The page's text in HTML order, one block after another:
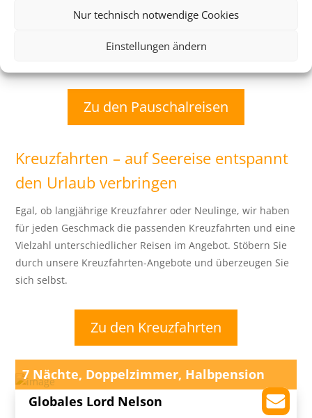
Nur technisch notwendige Cookies
Einstellungen ändern
müssen, können Sie Ihren Urlaub ganz entspannt im
Paket buchen. Auch Zusatzleistungen, wie der Transfer
vom Flughafen sind häufig enthalten. Damit wird die
Zu den Pauschalreisen
Kreuzfahrten – auf Seereise entspannt
den Urlaub verbringen
Egal, ob langjährige Kreuzfahrer oder Neulinge, wir haben
für jeden Geschmack die passenden Kreuzfahrten und eine
Vielzahl unterschiedlicher Reisen im Angebot. Stöbern Sie
durch unsere Kreuzfahrten-Angebote und überzeugen Sie
sich selbst.
Zu den Kreuzfahrten
7 Nächte, Doppelzimmer, Halbpension
Globales Lord Nelson